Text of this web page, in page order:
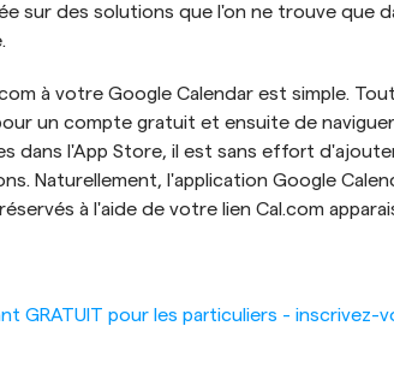
sur des solutions que l'on ne trouve que
à votre Google Calendar est simple.
un compte gratuit et ensuite de
dans l'App Store, il est sans effort
Naturellement, l'application Google
à l'aide de votre lien Cal.com
GRATUIT pour les particuliers - inscrivez-